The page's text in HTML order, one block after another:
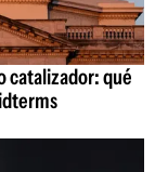
catalizador: qué